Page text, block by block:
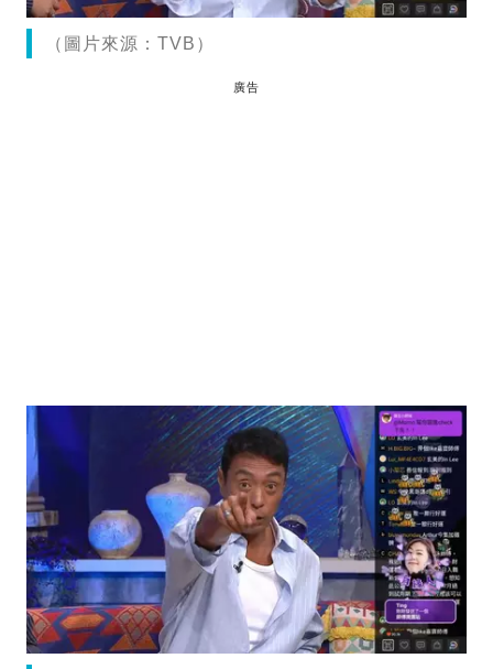
（圖片來源：TVB）
廣告